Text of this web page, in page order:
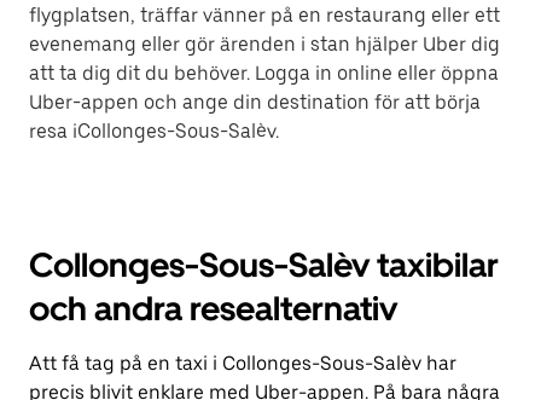
flygplatsen, träffar vänner på en restaurang eller ett
evenemang eller gör ärenden i stan hjälper Uber dig
att ta dig dit du behöver. Logga in online eller öppna
Uber-appen och ange din destination för att börja
resa iCollonges-Sous-Salèv.
Collonges-Sous-Salèv taxibilar
och andra resealternativ
Att få tag på en taxi i Collonges-Sous-Salèv har
precis blivit enklare med Uber-appen. På bara några